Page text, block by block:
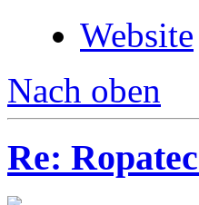
Website
Nach oben
Re: